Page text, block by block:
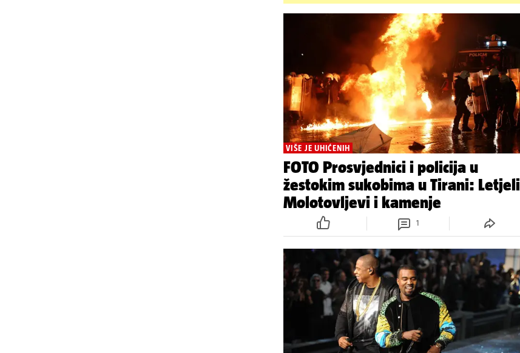
VIŠE JE UHIĆENIH
FOTO Prosvjednici i policija u
žestokim sukobima u Tirani: Letjeli
Molotovljevi i kamenje
1